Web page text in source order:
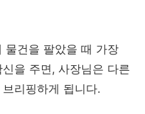
물건을 팔았을 때 가장
을 주면, 사장님은 다른
리핑하게 됩니다.